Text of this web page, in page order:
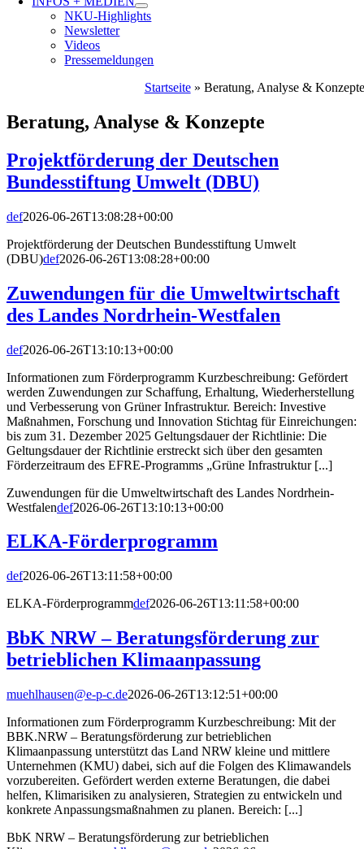
NKU-Highlights
Newsletter
Videos
Pressemeldungen
Startseite» Beratung, Analyse & Konzepte
Beratung, Analyse & Konzepte
Projektförderung der Deutschen
Bundesstiftung Umwelt (DBU)
def2026-06-26T13:08:28+00:00
Projektförderung der Deutschen Bundesstiftung Umwelt
(DBU)def2026-06-26T13:08:28+00:00
Zuwendungen für die Umweltwirtschaft
des Landes Nordrhein-Westfalen
def2026-06-26T13:10:13+00:00
Informationen zum Förderprogramm Kurzbeschreibung: Gefördert
werden Zuwendungen zur Schaffung, Erhaltung, Wiederherstellung
und Verbesserung von Grüner Infrastruktur. Bereich: Investive
Maßnahmen, Forschung und Innovation Stichtag für Einreichungen:
bis zum 31. Dezember 2025 Geltungsdauer der Richtlinie: Die
Geltungsdauer der Richtlinie erstreckt sich über den gesamten
Förderzeitraum des EFRE-Programms „Grüne Infrastruktur [...]
Zuwendungen für die Umweltwirtschaft des Landes Nordrhein-
Westfalendef2026-06-26T13:10:13+00:00
ELKA-Förderprogramm
def2026-06-26T13:11:58+00:00
ELKA-Förderprogrammdef2026-06-26T13:11:58+00:00
BbK NRW – Beratungsförderung zur
betrieblichen Klimaanpassung
muehlhausen@e-p-c.de2026-06-26T13:12:51+00:00
Informationen zum Förderprogramm Kurzbeschreibung: Mit der
BBK.NRW – Beratungsförderung zur betrieblichen
Klimaanpassung unterstützt das Land NRW kleine und mittlere
Unternehmen (KMU) dabei, sich auf die Folgen des Klimawandels
vorzubereiten. Gefördert werden externe Beratungen, die dabei
helfen, Klimarisiken zu analysieren, Strategien zu entwickeln und
konkrete Anpassungsmaßnahmen zu planen. Bereich: [...]
BbK NRW – Beratungsförderung zur betrieblichen